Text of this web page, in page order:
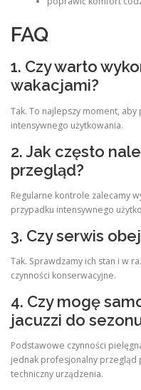
FAQ
1. Czy warto
wakacjami?
Tak. To najlepszy moment,
intensywnego użytkowania.
2. Jak często
przegląd?
Regularne kontrole zalecamy
przypadku intensywnego
3. Czy serwis
Tak. Sprawdzamy ich stan i w
czynności konserwacyjne.
4. Czy mogę
jacuzzi do
Podstawowe czynności
jednak profesjonalny przegląd
techniczny urządzenia.